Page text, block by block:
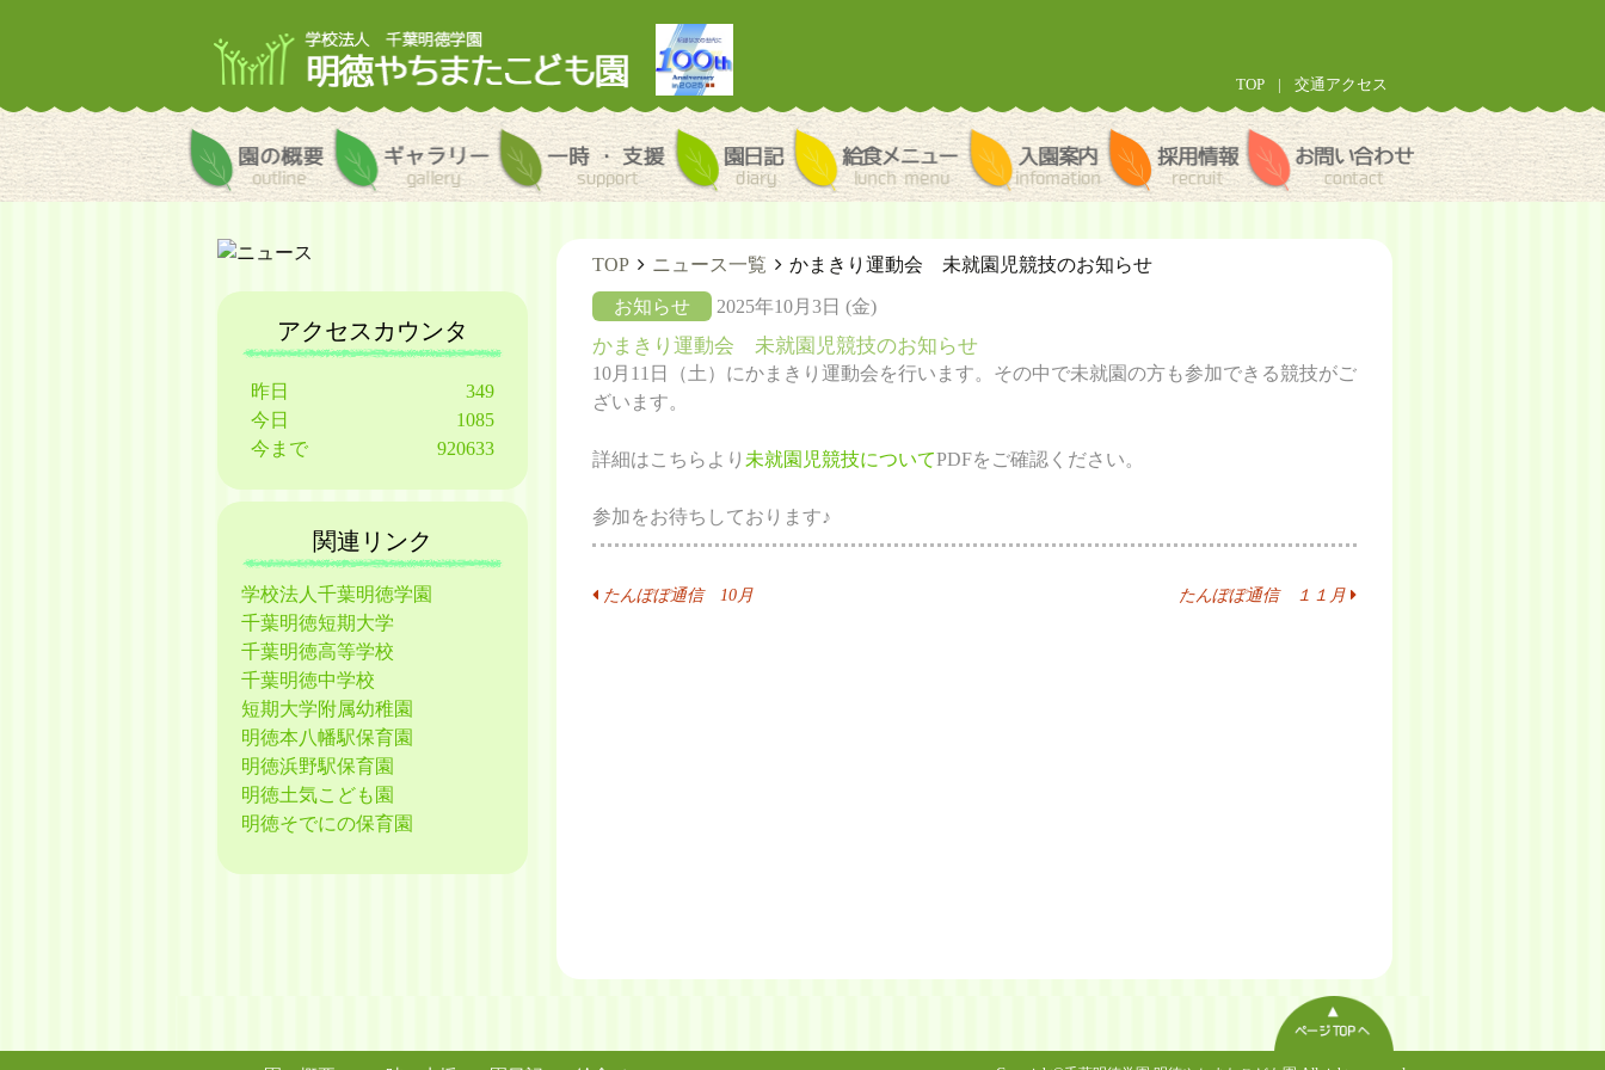
TOP | 交通アクセス
園の概要 ギャラリー 一時・支援 園日記 給食メニュー 入園案内・年間行事>職員採用情報 >お問い合わせ
アクセスカウンタ
昨日
349
今日
1085
今まで
920633
関連リンク
学校法人千葉明徳学園
千葉明徳短期大学
千葉明徳高等学校
千葉明徳中学校
短期大学附属幼稚園
明徳本八幡駅保育園
明徳浜野駅保育園
明徳土気こども園
明徳そでにの保育園
TOP ニュース一覧 かまきり運動会 未就園児競技のお知らせ
お知らせ 2025年10月3日 (金)
かまきり運動会 未就園児競技のお知らせ
10月11日（土）にかまきり運動会を行います。その中で未就園の方も参加できる競技がご
ざいます。
詳細はこちらより 未就園児競技についてPDFをご確認ください。
参加をお待ちしております♪
投
ョ
ン
たんぽぽ通信 10月 たんぽぽ通信 １１月